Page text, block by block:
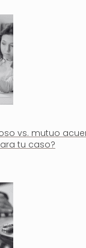
vs. mutuo
tu caso?